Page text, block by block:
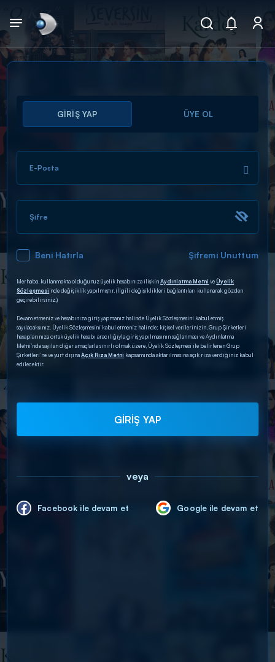
Arama
ARAMA SONUÇLARI
DİĞER SONUÇLAR
GİRİŞ YAP ÜYE OL
E-Posta
Şifre
Beni Hatırla Şifremi Unuttum
Merhaba, kullanmakta olduğunuz üyelik hesabınıza ilişkinAydınlatma Metni veÜyelik
Sözleşmesi’nde değişiklik yapılmıştır. (İlgili değişiklikleri bağlantıları kullanarak gözden
geçirebilirsiniz.)
Devam etmeniz ve hesabınıza giriş yapmanız halinde Üyelik Sözleşmesini kabul etmiş
sayılacaksınız. Üyelik Sözleşmesini kabul etmeniz halinde; kişisel verilerinizin, Grup Şirketleri
hesaplarınıza ortak üyelik hesabı aracılığıyla giriş yapılmasının sağlanması ve Aydınlatma
Metni’nde sayılan diğer amaçlarla sınırlı olmak üzere, Üyelik Sözleşmesi ile belirlenen Grup
Şirketleri’ne ve yurt dışınaAçık Rıza Metni kapsamında aktarılmasına açık rıza verdiğiniz kabul
edilecektir.
GİRİŞ YAP
veya
Facebook ile devam et Google ile devam et